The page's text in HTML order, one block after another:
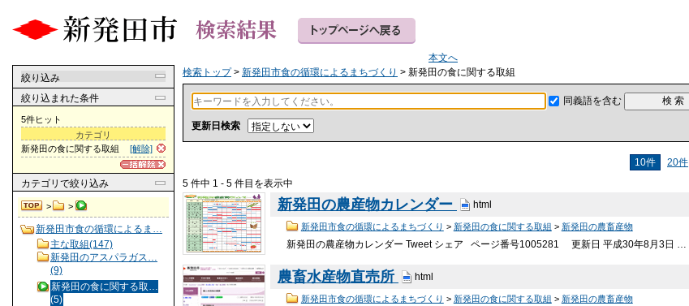
本文へ
絞り込み
絞り込まれた条件
5件ヒット
カテゴリ
[解除]
新発田の食に関する取組
カテゴリ で絞り込み
> >
新発田市食の循環によるま…
主な取組(147)
新発田のアスパラガス…
(9)
新発田の食に関する取…
(5)
検索トップ> 新発田市食の循環によるまちづくり > 新発田の食に関する取組
同義語を含む
更新日検索
10件 20件
5 件中 1 - 5 件目を表示中
新発田の農産物カレンダー html
新発田市食の循環によるまちづくり > 新発田の食に関する取組 > 新発田の農畜産物
新発田の農産物カレンダー Tweet シェア ページ番号1005281 更新日 平成30年8月3日 …
農畜水産物直売所 html
新発田市食の循環によるまちづくり > 新発田の食に関する取組 > 新発田の農畜産物